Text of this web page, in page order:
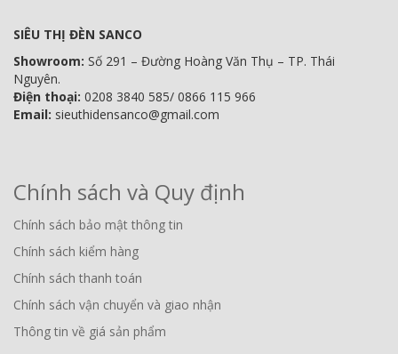
SIÊU THỊ ĐÈN SANCO
Showroom: Số 291 – Đường Hoàng Văn Thụ – TP. Thái
Nguyên.
Điện thoại: 0208 3840 585/ 0866 115 966
Email: sieuthidensanco@gmail.com
Chính sách và Quy định
Chính sách bảo mật thông tin
Chính sách kiểm hàng
Chính sách thanh toán
Chính sách vận chuyển và giao nhận
Thông tin về giá sản phẩm